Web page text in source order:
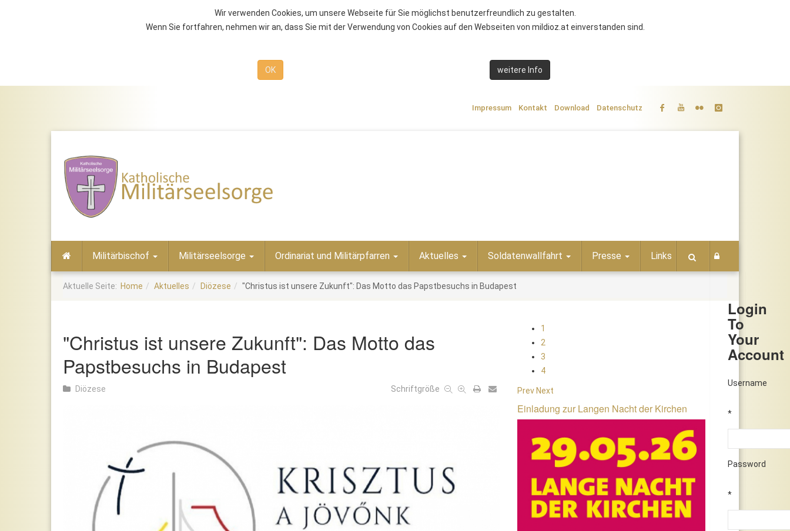
Wir verwenden Cookies, um unsere Webseite für Sie möglichst benutzerfreundlich zu gestalten.
Wenn Sie fortfahren, nehmen wir an, dass Sie mit der Verwendung von Cookies auf den Webseiten von mildioz.at einverstanden sind.
OK weitere Info
Impressum Kontakt Download Datenschutz
Login
To
Your
Account
Username
*
Password
*
Home
Militärbischof Militärseelsorge Ordinariat und Militärpfarren Aktuelles Soldatenwallfahrt Presse Links
Aktuelle Seite: Home Aktuelles Diözese "Christus ist unsere Zukunft": Das Motto das Papstbesuchs in Budapest
"Christus ist unsere Zukunft": Das Motto das
Papstbesuchs in Budapest
Diözese Schriftgröße
1
2
3
4
Prev Next
Einladung zur Langen Nacht der Kirchen